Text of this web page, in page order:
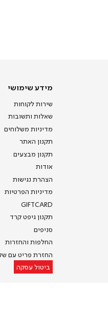
מידע
מידע שימושי
שירות לקוחות
שאלות ותשובות
מדיניות משלוחים
תקנון האתר
תקנון מבצעים
אודות
הצהרת נגישות
מדיניות הפרטיות
GIFTCARD
תקנון גיפט קרד
סניפים
החלפות והחזרות
החזרת פריט עם
ביטול עסקה